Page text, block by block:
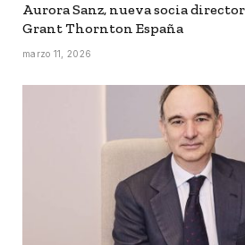
Aurora Sanz, nueva socia
Grant Thornton España
marzo 11, 2026